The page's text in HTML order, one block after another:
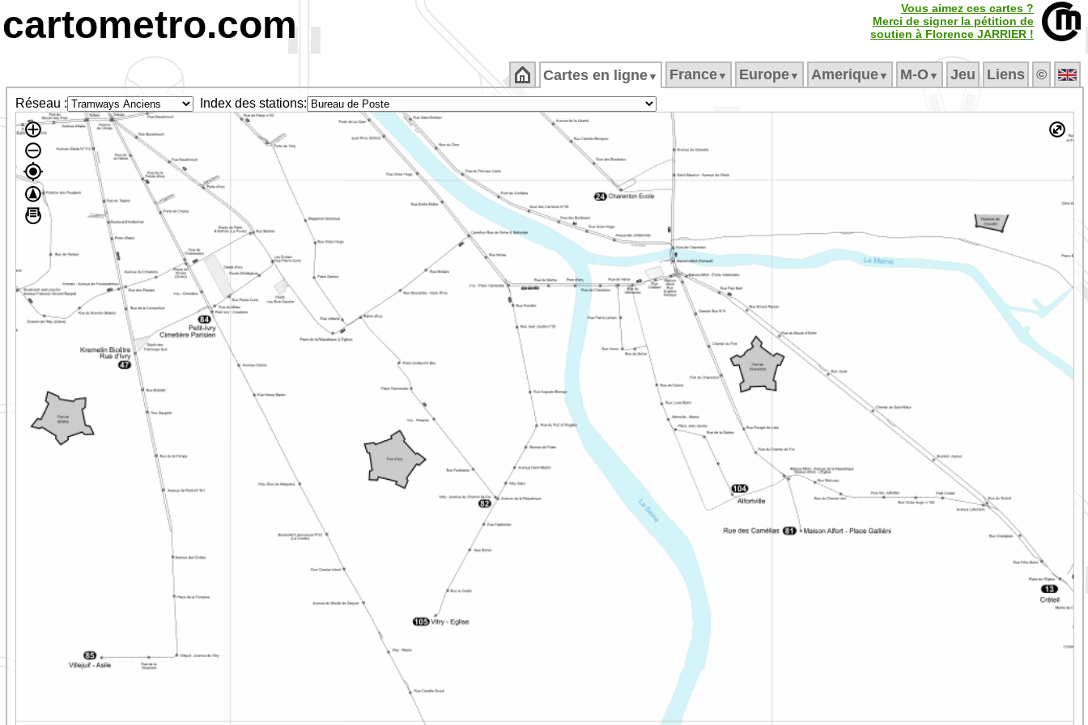
cartometro.com
Vous aimez ces cartes ?
Merci de signer la pétition de
soutien à Florence JARRIER !
Cartes en ligne ▼ France ▼ Europe ▼ Amerique ▼ M‑O ▼ Jeu Liens ©
Réseau : Index des stations: